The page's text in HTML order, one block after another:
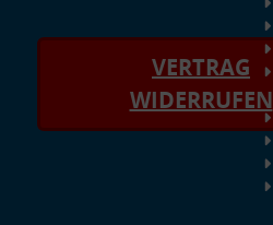
VERTRAG
WIDERRUFEN